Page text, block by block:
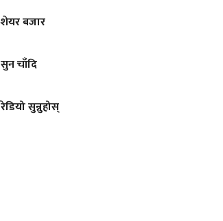
शेयर बजार
सुन चाँदि
रेडियो सुन्नुहोस्